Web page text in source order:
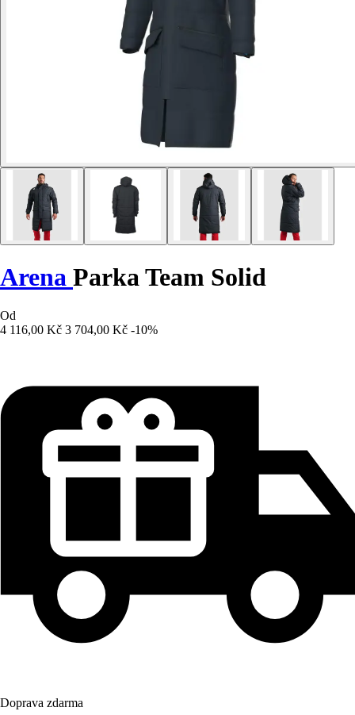
Arena Parka Team Solid
Od
4 116,00 Kč 3 704,00 Kč -10%
Doprava zdarma